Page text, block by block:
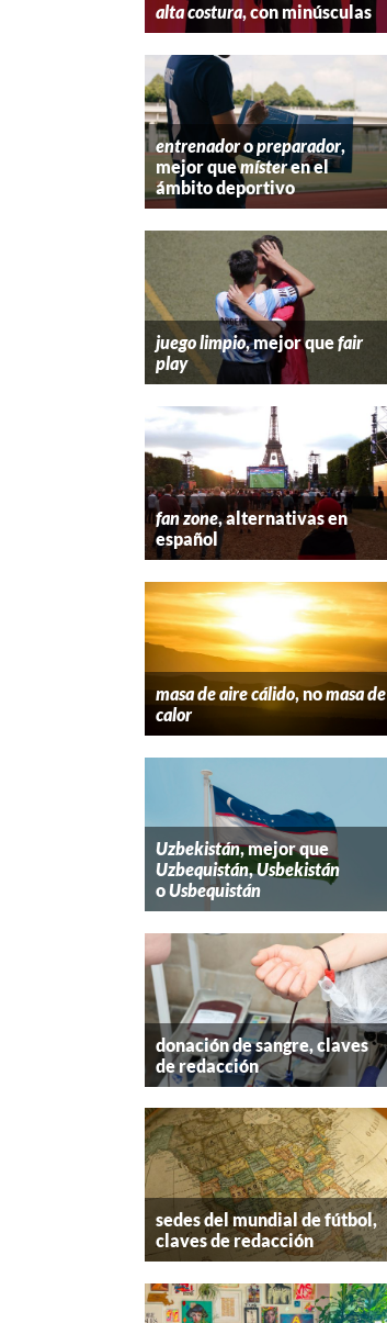
alta costura, con minúsculas
entrenadoropreparador,
mejor quemísteren el
ámbito deportivo
juego limpio, mejor quefair
play
fan zone, alternativas en
español
masa de aire cálido, nomasa de
calor
Uzbekistán, mejor que
Uzbequistán,Usbekistán
oUsbequistán
donación de sangre, claves
de redacción
sedes del mundial de fútbol,
claves de redacción